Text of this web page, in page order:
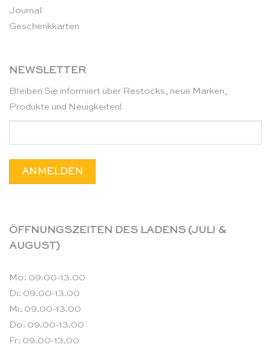
Journal
Geschenkkarten
NEWSLETTER
Bleiben Sie informiert über Restocks, neue Marken,
Produkte und Neuigkeiten!
ÖFFNUNGSZEITEN DES LADENS (JULI &
AUGUST)
Mo: 09.00-13.00
Di: 09.00-13.00
Mi: 09.00-13.00
Do: 09.00-13.00
Fr: 09.00-13.00